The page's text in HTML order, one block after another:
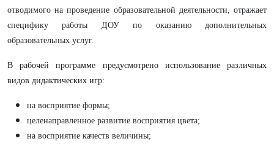
отводимого на проведение образовательной деятельности, отражает
специфику работы ДОУ по оказанию дополнительных
образовательных услуг.
В рабочей программе предусмотрено использование различных
видов дидактических игр:
на восприятие формы;
целенаправленное развитие восприятия цвета;
на восприятие качеств величины;